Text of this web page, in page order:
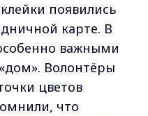
появились
карте. В
важными
Волонтёры
цветов
что